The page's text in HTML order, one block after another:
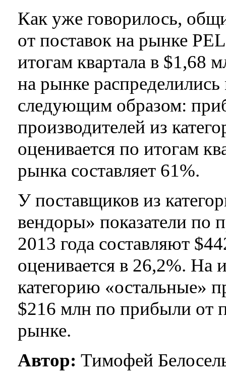
Как уже говорилось,
от поставок на рынке
итогам квартала в $1,68
на рынке
следующим образом:
производителей из
оценивается по итогам
рынка составляет 61%.
У поставщиков из
вендоры» показатели по
2013 года составляют
оценивается в 26,2%. На
категорию «остальные»
$216 млн по прибыли от
рынке.
Автор: Тимофей